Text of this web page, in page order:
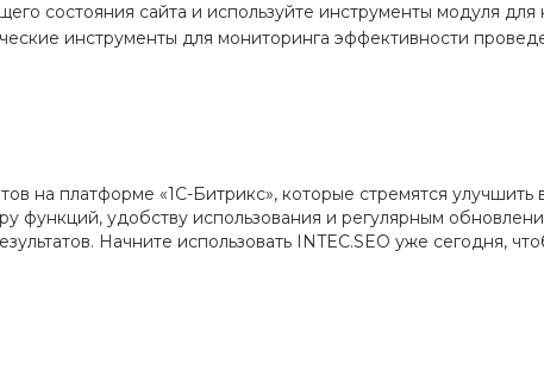
состояния сайта и используйте инструменты модуля для
инструменты для мониторинга эффективности
на платформе «1С-Битрикс», которые стремятся улучшить
удобству использования и регулярным
Начните использовать INTEC.SEO уже сегодня,